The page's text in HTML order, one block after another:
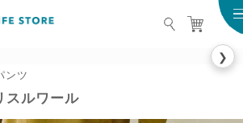
FAIR TRADE LIFE
❯
ンツ
スルワール